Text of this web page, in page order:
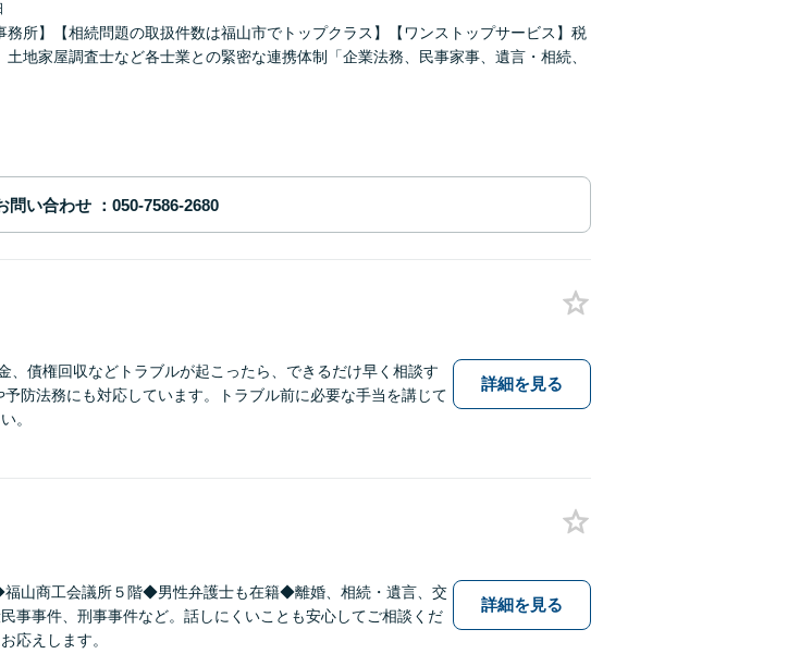
務所】【相続問題の取扱件数は福山市でトップクラス】【ワンストップサービス】税
地家屋調査士など各士業との緊密な連携体制「企業法務、民事家事、遺言・相続、
問い合わせ
債権回収などトラブルが起こったら、できるだけ早く相談す
防法務にも対応しています。トラブル前に必要な手当を講じて
。
詳細を見る
山商工会議所５階◆男性弁護士も在籍◆離婚、相続・遺言、交
事事件、刑事事件など。話しにくいことも安心してご相談くだ
応えします。
詳細を見る